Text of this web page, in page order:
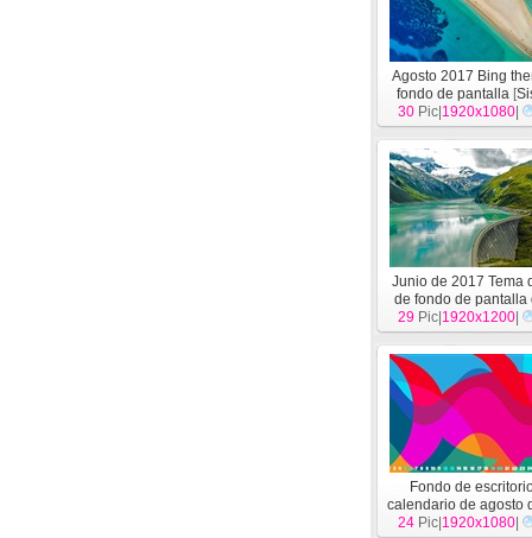
Agosto 2017 Bing
fondo de pantalla [
30 Pic| 1920x1080
Junio de 2017 Tema
de fondo de pantalla
definición[
29 Pic| 1920x1200
Fondo de
calendario de agosto
[Festival]
24 Pic| 1920x1080